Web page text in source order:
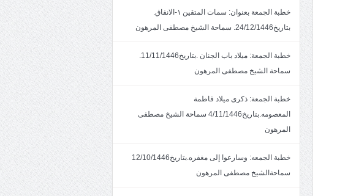
خطبة الجمعة بعنوان: سمات المتقين ١-الانفاق.
بتاريخ24/12/1446. سماحة الشيخ مصطفى المرهون
خطبة الجمعة: ميلاد باب الجنان .بتاريخ11/11/1446.
سماحة الشيخ مصطفى المرهون
خطبة الجمعة: ذكرى ميلاد فاطمة
المعصومه.بتاريخ4/11/1446 سماحة الشيخ مصطفى
المرهون
خطبة الجمعه: وسارعوا إلى مغفره.بتاريخ12/10/1446
سماحةالشيخ مصطفى المرهون